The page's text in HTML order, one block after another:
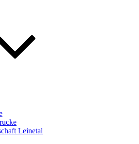
Leinetal